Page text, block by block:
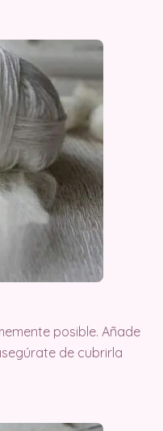
posible. Añade
de cubrirla